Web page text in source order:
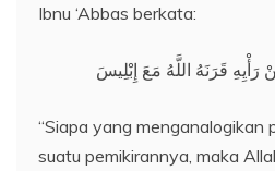
Ibnu ‘Abbas berkata:
قَرَنَهُ اللَّهُ مَعَ إِبْلِيسَ
“Siapa yang menganalogikan
suatu pemikirannya, maka